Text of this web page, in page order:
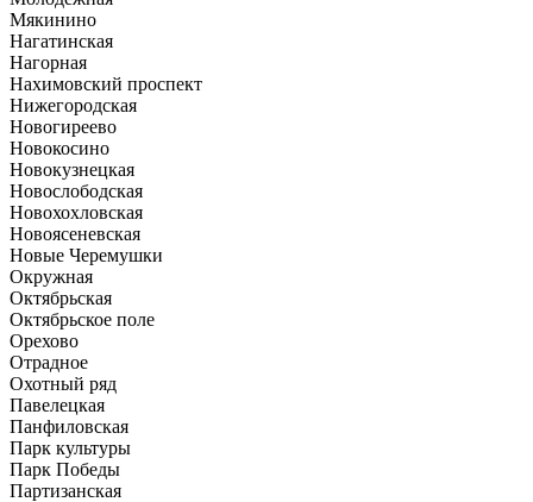
Мякинино
Нагатинская
Нагорная
Нахимовский проспект
Нижегородская
Новогиреево
Новокосино
Новокузнецкая
Новослободская
Новохохловская
Новоясеневская
Новые Черемушки
Окружная
Октябрьская
Октябрьское поле
Орехово
Отрадное
Охотный ряд
Павелецкая
Панфиловская
Парк культуры
Парк Победы
Партизанская